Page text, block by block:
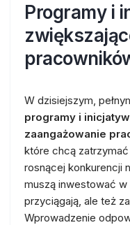
Programy i
W dzisiejszym,
programy i
zaangażowanie
które chcą
rosnącej konkurencji
muszą inwestować
przyciągają, ale też
Wprowadzenie